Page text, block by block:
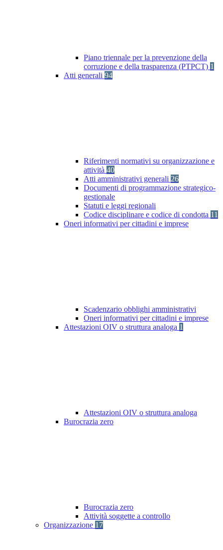
Piano triennale per la prevenzione della
corruzione e della trasparenza (PTPCT) 1
Atti generali 94
Riferimenti normativi su organizzazione e
attività 40
Atti amministrativi generali 26
Documenti di programmazione strategico-
gestionale
Statuti e leggi regionali
Codice disciplinare e codice di condotta 11
Oneri informativi per cittadini e imprese
Scadenzario obblighi amministrativi
Oneri informativi per cittadini e imprese
Attestazioni OIV o struttura analoga 1
Attestazioni OIV o struttura analoga
Burocrazia zero
Burocrazia zero
Attività soggette a controllo
Organizzazione 17